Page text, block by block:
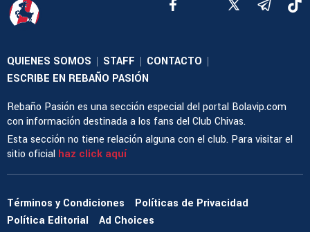
QUIENES SOMOS | STAFF | CONTACTO |
ESCRIBE EN REBAÑO PASIÓN
Rebaño Pasión es una sección especial del portal Bolavip.com
con información destinada a los fans del Club Chivas.
Esta sección no tiene relación alguna con el club. Para visitar el
sitio oficial haz click aquí
Términos y Condiciones
Políticas de Privacidad
Política Editorial
Ad Choices